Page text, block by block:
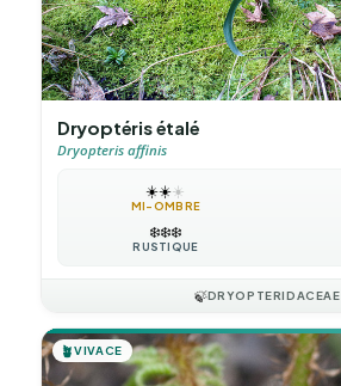
Dryoptéris étalé
Dryopteris affinis
☀️☀️☀️
MI-OMBRE
❄️❄️❄️
RUSTIQUE
🍃DRYOPTERIDACEAE
🪴VIVACE